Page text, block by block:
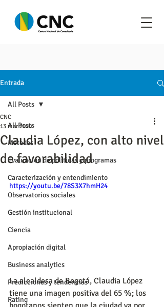
Entrada
All Posts
Metodos
Evaluación de políticas y programas
Caracterización y entendimiento
Observatorios sociales
Gestión institucional
Ciencia
Apropiación digital
Business analytics
Predicciones y tendencias
Rating
All Posts
Claudia López, con alto nivel
de favorabilidad
CNC
13 mar 2020
https://youtu.be/78S3X7hmH24
La alcaldesa de Bogotá, Claudia López
tiene una imagen positiva del 65 %; los